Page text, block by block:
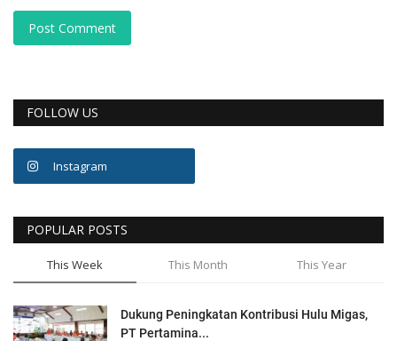
Post Comment
FOLLOW US
Instagram
POPULAR POSTS
This Week This Month This Year
Dukung Peningkatan Kontribusi Hulu Migas,
PT Pertamina...